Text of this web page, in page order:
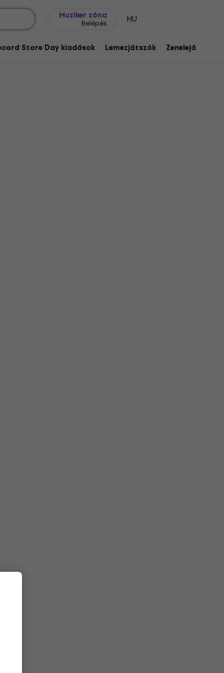
Muziker zóna
Belépés HU
Store Day kiadások Lemezjátszók Zenelejátszók